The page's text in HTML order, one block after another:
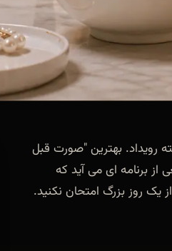
رویداد. بهترین "صورت قبل
برنامه ای می آید که
روز بزرگ امتحان نکنید.